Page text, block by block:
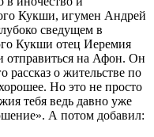
Кукши, игумен Андрей
сведущем в
Кукши отец Иеремия
отправиться на Афон. Он
рассказ о жительстве по
Но это не просто
тебя ведь давно уже
А потом добавил: